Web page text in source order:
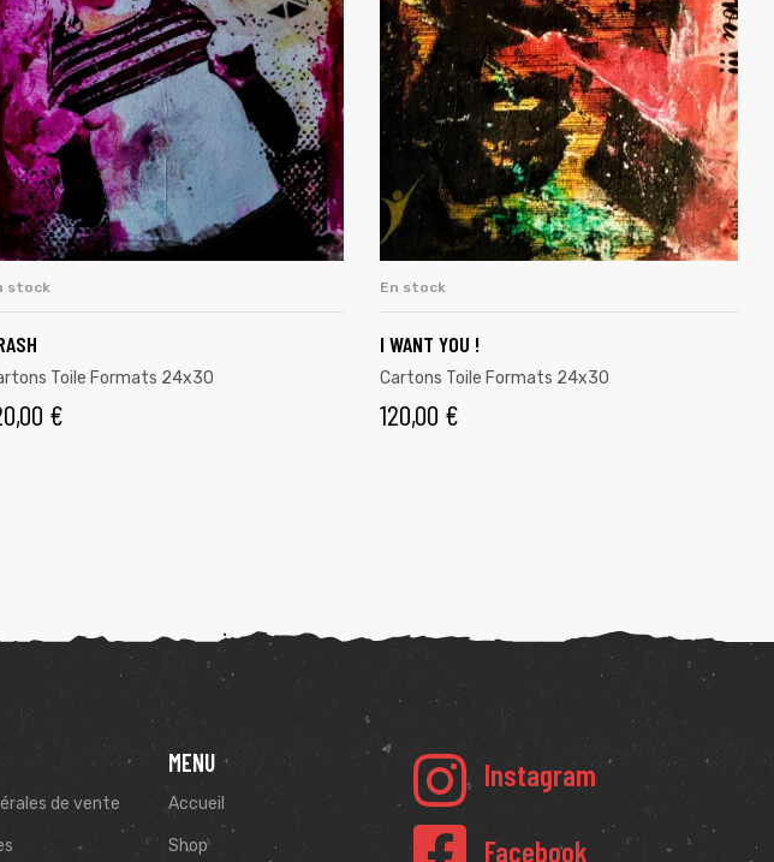
stock
Toile Formats 24x30
€
En stock
I WANT YOU !
Cartons Toile Formats 24x30
120,00 €
de vente
MENU
Accueil
Shop
Instagram
Facebook